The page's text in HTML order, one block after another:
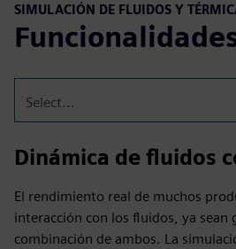
SIMULACIÓN DE FLUIDOS Y
Select...
Dinámica de fluidos
El rendimiento real de muchos
interacción con los fluidos, ya sean
combinación de ambos. La